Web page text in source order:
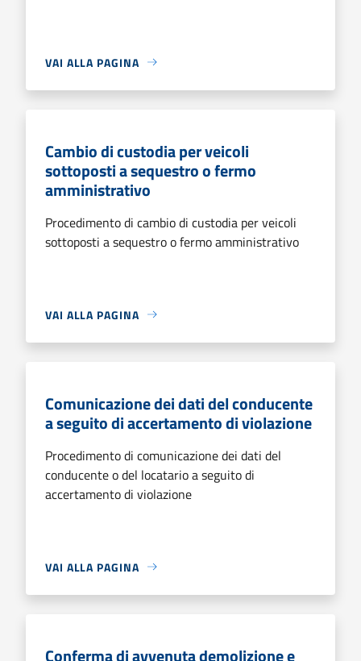
VAI ALLA PAGINA
Cambio di custodia per veicoli
sottoposti a sequestro o fermo
amministrativo
Procedimento di cambio di custodia per veicoli
sottoposti a sequestro o fermo amministrativo
VAI ALLA PAGINA
Comunicazione dei dati del conducente
a seguito di accertamento di violazione
Procedimento di comunicazione dei dati del
conducente o del locatario a seguito di
accertamento di violazione
VAI ALLA PAGINA
Conferma di avvenuta demolizione e